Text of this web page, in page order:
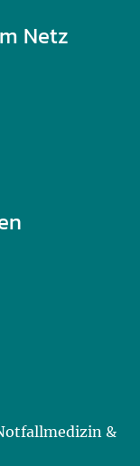
Netz
&